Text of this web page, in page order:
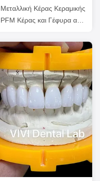
Μεταλλική Κέρας Κεραμικής
PFM Κέρας και Γέφυρα από
Εργαστήριο